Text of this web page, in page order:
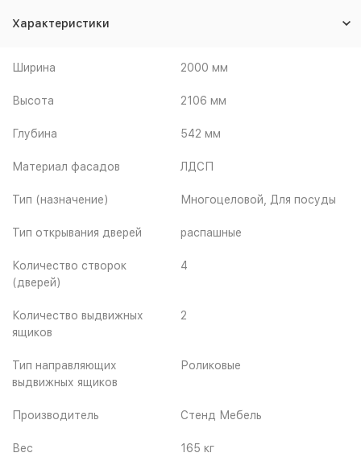
Характеристики
Ширина 2000 мм
Высота 2106 мм
Глубина 542 мм
Материал фасадов ЛДСП
Тип (назначение) Многоцеловой, Для посуды
Тип открывания дверей распашные
Количество створок
(дверей)
4
Количество выдвижных
ящиков
2
Тип направляющих
выдвижных ящиков
Роликовые
Производитель Стенд Мебель
Вес 165 кг